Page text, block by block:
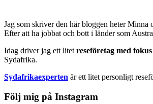
Jag som skriver den här bloggen heter Minna
Efter att ha jobbat och bott i länder som
Idag driver jag ett litet reseföretag med
Sydafrika.
Sydafrikaexperten är ett litet personligt
Följ mig på Instagram